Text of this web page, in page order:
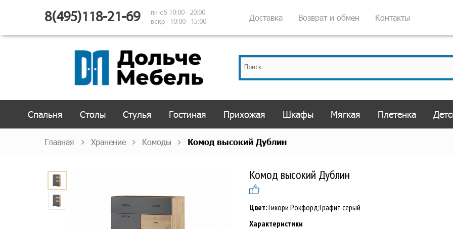
8(495)118-21-69
пн-сб 10:00 - 20:00
вскр 10:00 - 15:00
Доставка Возврат и обмен Контакты
Спальня Столы Стулья Гостиная Прихожая Шкафы Мягкая Плетенка
Главная Хранение Комоды Комод высокий Дублин
Комод высокий Дублин
Цвет:Гикори Рокфорд;Графит серый
Характеристики